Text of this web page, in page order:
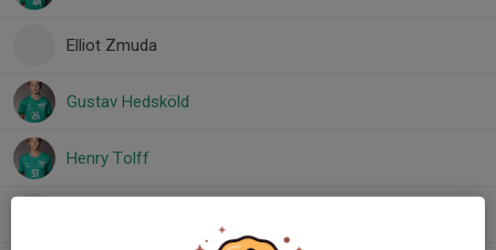
Elliot Zmuda
Gustav Hedsköld
Henry Tolff